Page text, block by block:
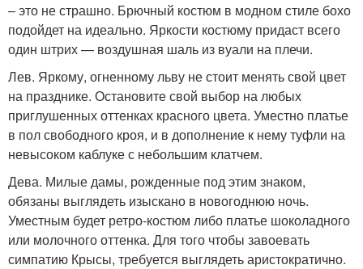
– это не страшно. Брючный костюм в модном стиле бохо
подойдет на идеально. Яркости костюму придаст всего
один штрих — воздушная шаль из вуали на плечи.
Лев. Яркому, огненному льву не стоит менять свой цвет
на празднике. Остановите свой выбор на любых
приглушенных оттенках красного цвета. Уместно платье
в пол свободного кроя, и в дополнение к нему туфли на
невысоком каблуке с небольшим клатчем.
Дева. Милые дамы, рожденные под этим знаком,
обязаны выглядеть изыскано в новогоднюю ночь.
Уместным будет ретро-костюм либо платье шоколадного
или молочного оттенка. Для того чтобы завоевать
симпатию Крысы, требуется выглядеть аристократично.